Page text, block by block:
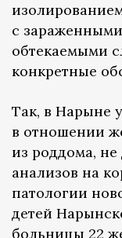
с
обтекаемыми
конкретные
Так, в Нарыне
в отношении
из роддома, не
анализов на
патологии
детей
больницы 22